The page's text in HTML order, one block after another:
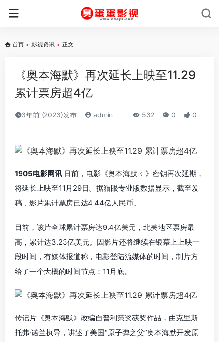
首页 • 影视资讯 • 正文
《奥本海默》再次延长上映至11.29
累计票房超4亿
3年前 (2023)发布 admin 532 0 0
1905电影网讯 日前，电影《奥本海默
》密钥再次延期，
将延长上映至11月29日。据猫眼专业版数据显示，截至发
稿，影片累计票房已达4.44亿人民币。
目前，该片全球累计票房达9.4亿美元，北美地区票房最
高，累计达3.23亿美元。因影片还将继续在银幕上上映一
段时间，有媒体报道称，电影登陆流媒体的时间，制片方
给了一个大概的时间节点：11月底。
传记片《奥本海默》改编自普利策奖获奖作品， 由克里斯
托弗·诺兰执导， 讲述了美国“原子弹之父”奥本海默开发原